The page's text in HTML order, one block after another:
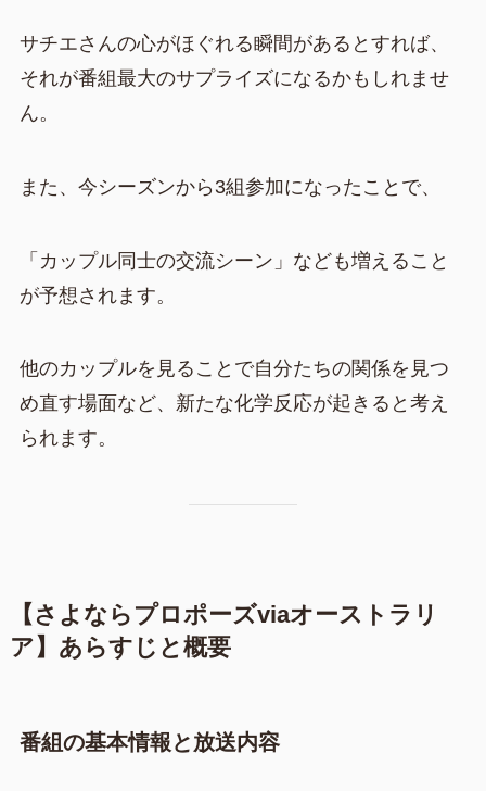
サチエさんの心がほぐれる瞬間があるとすれば、
それが番組最大のサプライズになるかもしれませ
ん。
また、今シーズンから3組参加になったことで、
「カップル同士の交流シーン」なども増えること
が予想されます。
他のカップルを見ることで自分たちの関係を見つ
め直す場面など、新たな化学反応が起きると考え
られます。
【さよならプロポーズviaオーストラリ
ア】あらすじと概要
番組の基本情報と放送内容